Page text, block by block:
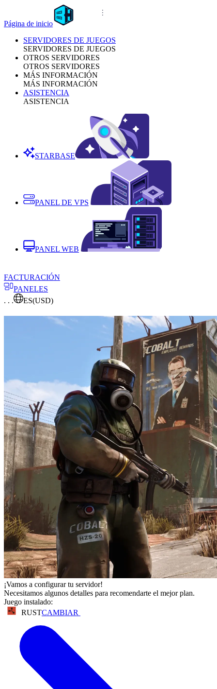
Página de inicio
SERVIDORES DE JUEGOS
SERVIDORES DE JUEGOS
OTROS SERVIDORES
OTROS SERVIDORES
MÁS INFORMACIÓN
MÁS INFORMACIÓN
ASISTENCIA
ASISTENCIA
STARBASE
PANEL DE VPS
PANEL WEB
FACTURACIÓN
PANELES
. . .
ES(USD)
¡Vamos a configurar tu servidor!
Necesitamos algunos detalles para recomendarte el mejor plan.
Juego instalado:
RUSTCAMBIAR